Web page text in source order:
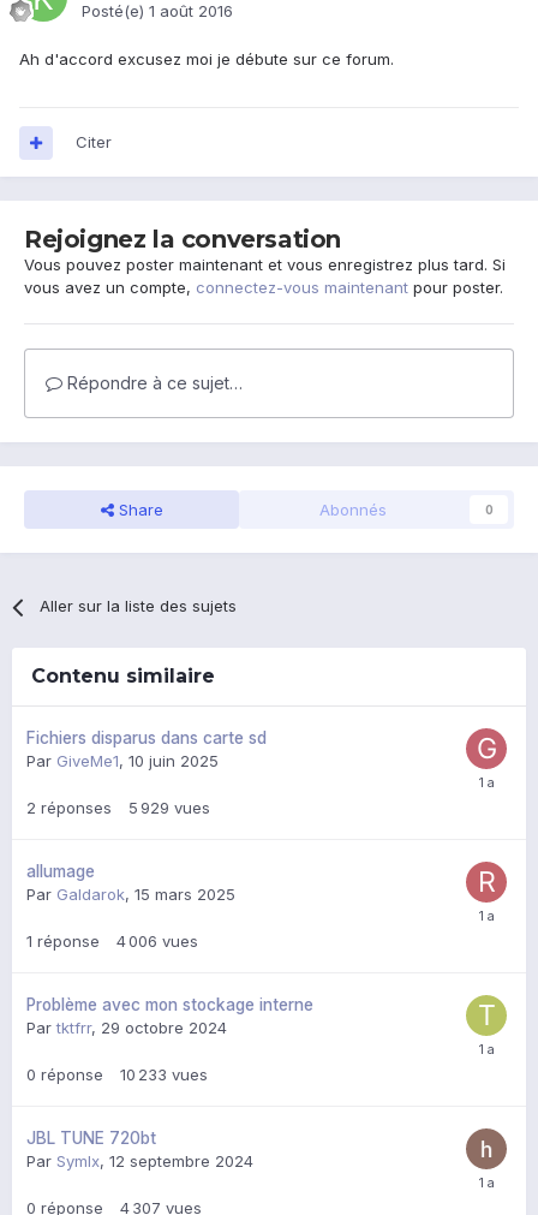
Posté(e) 1 août 2016
Ah d'accord excusez moi je débute sur ce forum.
Citer
Rejoignez la conversation
Vous pouvez poster maintenant et vous enregistrez plus tard. Si
vous avez un compte, connectez-vous maintenant pour poster.
Répondre à ce sujet…
Share Abonnés 0
Aller sur la liste des sujets
Contenu similaire
Fichiers disparus dans carte sd
Par GiveMe1, 10 juin 2025
2 réponses 5 929 vues
allumage
Par Galdarok, 15 mars 2025
1 réponse 4 006 vues
Problème avec mon stockage interne
Partktfrr, 29 octobre 2024
0 réponse 10 233 vues
JBL TUNE 720bt
Par Symlx, 12 septembre 2024
0 réponse 4 307 vues